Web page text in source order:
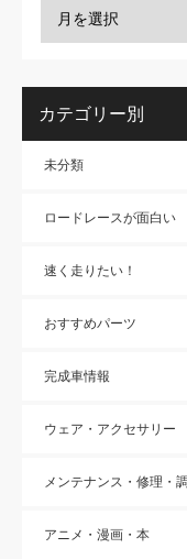
カテゴリー別
未分類
ロードレースが面白い
速く走りたい！
おすすめパーツ
完成車情報
ウェア・アクセサリー
メンテナンス・修理・
アニメ・漫画・本